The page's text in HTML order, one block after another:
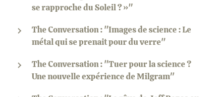
se rapproche du Soleil ? »"
The Conversation : "Images de science : Le
métal qui se prenait pour du verre"
The Conversation : "Tuer pour la science ?
Une nouvelle expérience de Milgram"